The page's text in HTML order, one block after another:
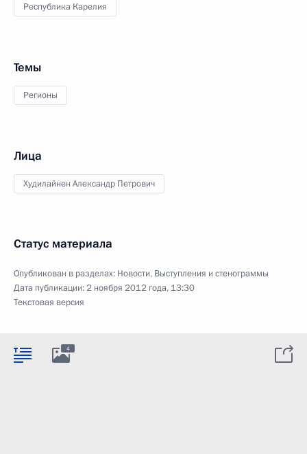
Республика Карелия
Темы
Регионы
Лица
Худилайнен Александр Петрович
Статус материала
Опубликован в разделах: Новости, Выступления и стенограммы
Дата публикации:2 ноября 2012 года, 13:30
Текстовая версия
4